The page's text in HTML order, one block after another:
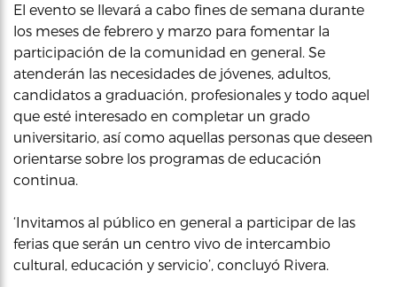
El evento se llevará a cabo fines de semana durante
los meses de febrero y marzo para fomentar la
participación de la comunidad en general. Se
atenderán las necesidades de jóvenes, adultos,
candidatos a graduación, profesionales y todo aquel
que esté interesado en completar un grado
universitario, así como aquellas personas que deseen
orientarse sobre los programas de educación
continua.
‘Invitamos al público en general a participar de las
ferias que serán un centro vivo de intercambio
cultural, educación y servicio’, concluyó Rivera.